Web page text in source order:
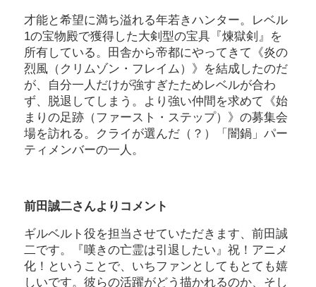
才能と希望に満ち溢れる年若きハンター。レベル
1の宝物殿で獲得した大剣型の宝具『煉獄剣』を
所有している。田舎から帝都にやってきて《炎の
烈風（クリムゾン・フレイム）》を結成したのだ
が、自分一人だけが強すぎたためレベルが合わ
ず、脱退してしまう。より強い仲間を求めて《始
まりの足跡（ファースト・ステップ）》の募集会
場を訪れる。クライが選んだ（？）「闇鍋」パー
ティメンバーの一人。
前田誠二さんよりコメント
ギルベルト役を担当させていただきます、前田誠
二です。『嘆きの亡霊は引退したい』祝！アニメ
化！ということで、いちファンとしてもとても嬉
しいです。彼らの活躍がどう描かれるのか、そし